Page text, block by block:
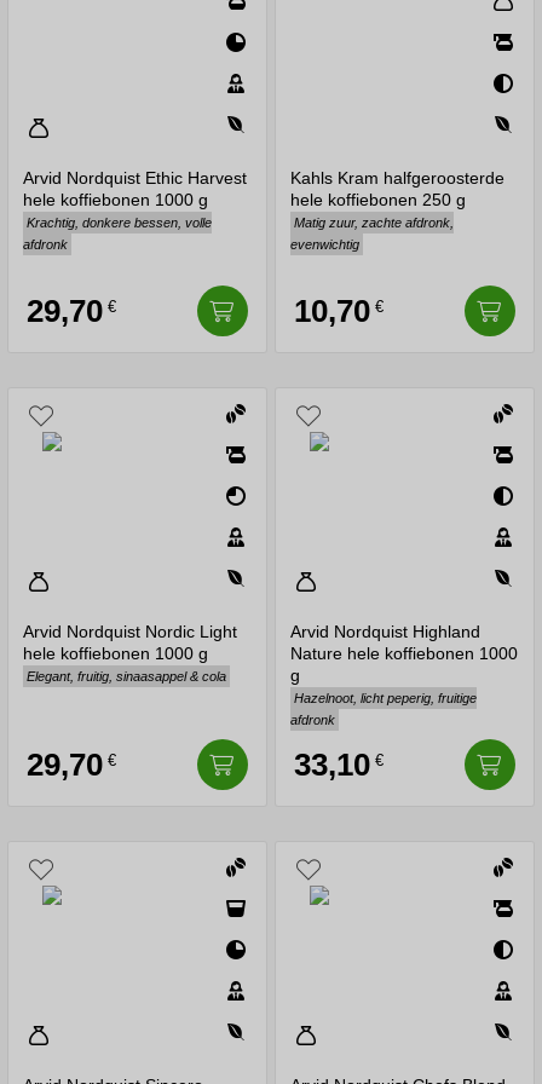
Arvid Nordquist Ethic Harvest
hele koffiebonen 1000 g
Krachtig, donkere bessen, volle
afdronk
29,70€
Kahls Kram halfgeroosterde
hele koffiebonen 250 g
Matig zuur, zachte afdronk,
evenwichtig
10,70€
Arvid Nordquist Nordic Light
hele koffiebonen 1000 g
Elegant, fruitig, sinaasappel & cola
29,70€
Arvid Nordquist Highland
Nature hele koffiebonen 1000
g
Hazelnoot, licht peperig, fruitige
afdronk
33,10€